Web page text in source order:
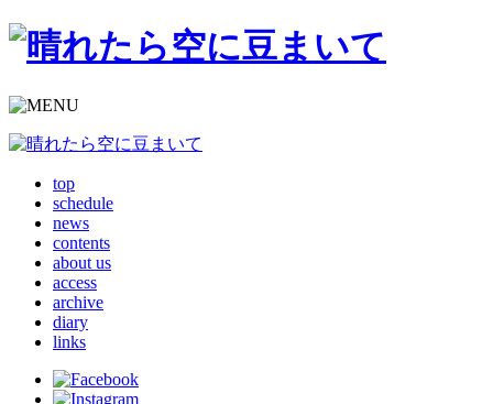
top
schedule
news
contents
about us
access
archive
diary
links